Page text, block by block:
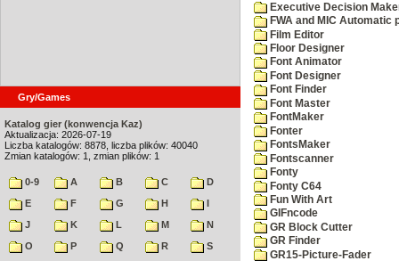
Gry/Games
Katalog gier (konwencja Kaz)
Aktualizacja: 2026-07-19
Liczba katalogów: 8878, liczba plików: 40040
Zmian katalogów: 1, zmian plików: 1
0-9 A B C
D
E
F G H
I
J
K L M
N
O
P Q R
S
Executive Decision
FWA and MIC
Film Editor
Floor Designer
Font Animator
Font Designer
Font Finder
Font Master
FontMaker
Fonter
FontsMaker
Fontscanner
Fonty
Fonty C64
Fun With Art
GIFncode
GR Block Cutter
GR Finder
GR15-Picture-Fader